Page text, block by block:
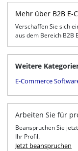
Mehr über B2B E-
Verschaffen Sie sich
aus dem Bereich B2B
Weitere
E-Commerce
Arbeiten Sie für
Beanspruchen Sie
Ihr Profil.
Jetzt beanspruchen